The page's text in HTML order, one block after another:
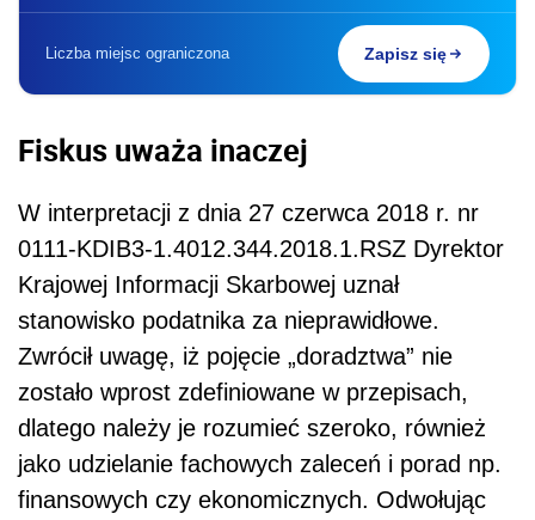
Liczba miejsc ograniczona Zapisz się
Fiskus uważa inaczej
W interpretacji z dnia 27 czerwca 2018 r. nr
0111-KDIB3-1.4012.344.2018.1.RSZ Dyrektor
Krajowej Informacji Skarbowej uznał
stanowisko podatnika za nieprawidłowe.
Zwrócił uwagę, iż pojęcie „doradztwa” nie
zostało wprost zdefiniowane w przepisach,
dlatego należy je rozumieć szeroko, również
jako udzielanie fachowych zaleceń i porad np.
finansowych czy ekonomicznych. Odwołując